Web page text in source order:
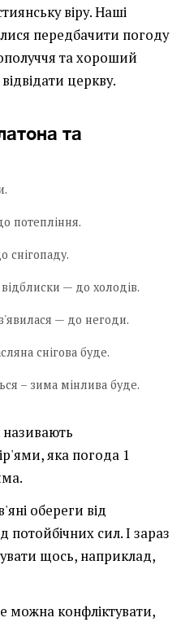
віру. Наші
передбачити погоду
та хороший
церкву.
та
потепління.
снігопаду.
відблиски — до холодів.
— до негоди.
снігова буде.
– зима мінлива буде.
яка погода 1
обереги від
потойбічних сил. І зараз
щось, наприклад,
можна конфліктувати,